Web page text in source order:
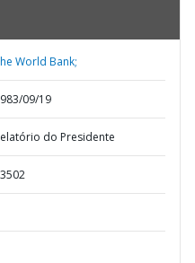
World Bank;
09/19
do Presidente